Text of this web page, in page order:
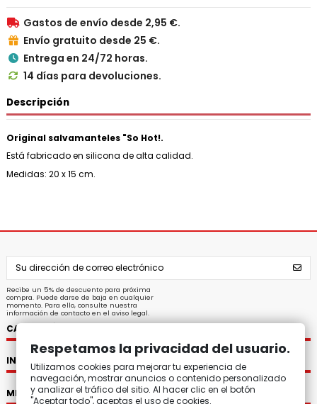
 Gastos de envío desde 2,95 €.
 Envío gratuito desde 25 €.
 Entrega en 24/72 horas.
 14 días para devoluciones.
Descripción
Original salvamanteles "So Hot!.
Está fabricado en silicona de alta calidad.
Medidas: 20 x 15 cm.
Recibe un 5% de descuento para próxima
compra. Puede darse de baja en cualquier
momento. Para ello, consulte nuestra
información de contacto en el aviso legal.
CATEGORÍAS
INFORMACIÓN
MI CUENTA
Respetamos la privacidad del usuario.
Utilizamos cookies para mejorar tu experiencia de
navegación, mostrar anuncios o contenido personalizado
y analizar el tráfico del sitio. Al hacer clic en el botón
"Aceptar todo", aceptas el uso de cookies.